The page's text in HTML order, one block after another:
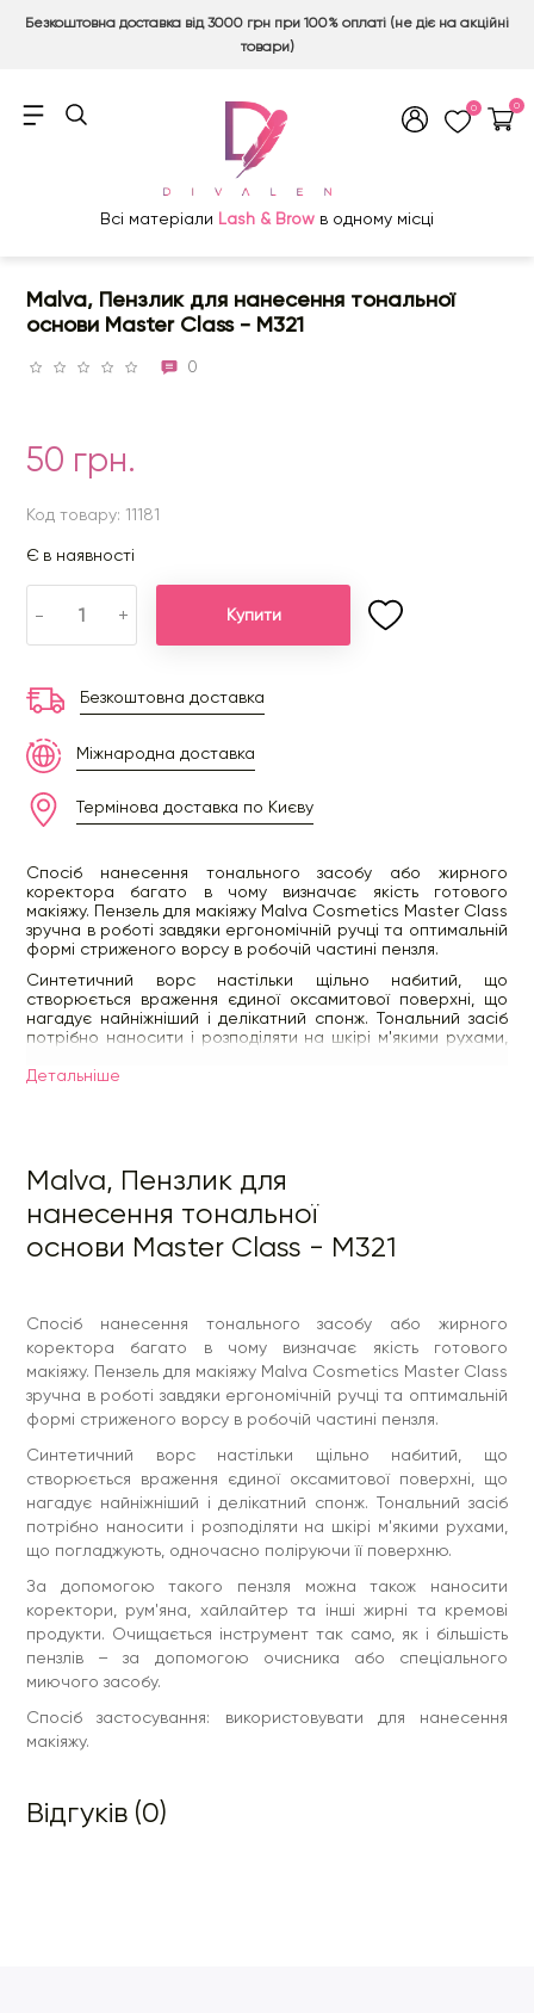
Безкоштовна доставка від 3000 грн при 100% оплаті (не діє на акційні
товари)
0 0
Всі матеріали Lash & Brow в одному місці
Malva, Пензлик для нанесення тональної
основи Master Сlass - M321
0
50 грн.
Код товару: 11181
Є в наявності
- + Купити
Безкоштовна доставка
Міжнародна доставка
Термінова доставка по Києву
Спосіб нанесення тонального засобу або жирного
коректора багато в чому визначає якість готового
макіяжу. Пензель для макіяжу Malva Cosmetics Master Class
зручна в роботі завдяки ергономічній ручці та оптимальній
формі стриженого ворсу в робочій частині пензля.
Синтетичний ворс настільки щільно набитий, що
створюється враження єдиної оксамитової поверхні, що
нагадує найніжніший і делікатний спонж. Тональний засіб
потрібно наносити і розподіляти на шкірі м'якими рухами,
За допомогою такого пензля можна також наносити
Спосіб застосування: використовувати для нанесення
макіяжу.
Детальнiше
Malva, Пензлик для
нанесення тональної
основи Master Сlass - M321
Спосіб нанесення тонального засобу або жирного
коректора багато в чому визначає якість готового
макіяжу. Пензель для макіяжу Malva Cosmetics Master Class
зручна в роботі завдяки ергономічній ручці та оптимальній
формі стриженого ворсу в робочій частині пензля.
Синтетичний ворс настільки щільно набитий, що
створюється враження єдиної оксамитової поверхні, що
нагадує найніжніший і делікатний спонж. Тональний засіб
потрібно наносити і розподіляти на шкірі м'якими рухами,
що погладжують, одночасно поліруючи її поверхню.
За допомогою такого пензля можна також наносити
коректори, рум'яна, хайлайтер та інші жирні та кремові
продукти. Очищається інструмент так само, як і більшість
пензлів – за допомогою очисника або спеціального
миючого засобу.
Спосіб застосування: використовувати для нанесення
макіяжу.
Відгуків (0)